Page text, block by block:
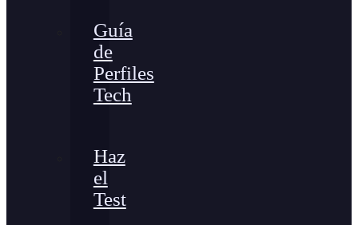
Guía
de
Perfiles
Tech
Haz
el
Test